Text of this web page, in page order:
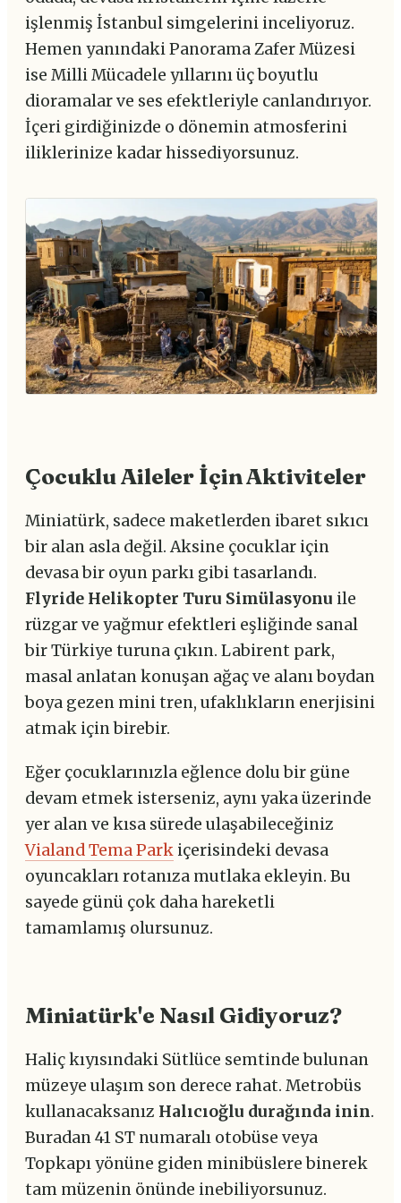
işlenmiş İstanbul simgelerini inceliyoruz.
Hemen yanındaki Panorama Zafer Müzesi
ise Milli Mücadele yıllarını üç boyutlu
dioramalar ve ses efektleriyle canlandırıyor.
İçeri girdiğinizde o dönemin atmosferini
iliklerinize kadar hissediyorsunuz.
Çocuklu Aileler İçin Aktiviteler
Miniatürk, sadece maketlerden ibaret sıkıcı
bir alan asla değil. Aksine çocuklar için
devasa bir oyun parkı gibi tasarlandı.
Flyride Helikopter Turu Simülasyonu ile
rüzgar ve yağmur efektleri eşliğinde sanal
bir Türkiye turuna çıkın. Labirent park,
masal anlatan konuşan ağaç ve alanı boydan
boya gezen mini tren, ufaklıkların enerjisini
atmak için birebir.
Eğer çocuklarınızla eğlence dolu bir güne
devam etmek isterseniz, aynı yaka üzerinde
yer alan ve kısa sürede ulaşabileceğiniz
Vialand Tema Park içerisindeki devasa
oyuncakları rotanıza mutlaka ekleyin. Bu
sayede günü çok daha hareketli
tamamlamış olursunuz.
Miniatürk'e Nasıl Gidiyoruz?
Haliç kıyısındaki Sütlüce semtinde bulunan
müzeye ulaşım son derece rahat. Metrobüs
kullanacaksanız Halıcıoğlu durağında inin.
Buradan 41 ST numaralı otobüse veya
Topkapı yönüne giden minibüslere binerek
tam müzenin önünde inebiliyorsunuz.